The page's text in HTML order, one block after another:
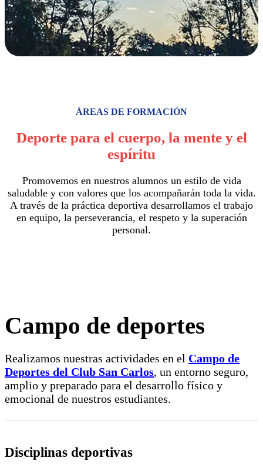
ÁREAS DE FORMACIÓN
Deporte para el cuerpo, la mente y el
espíritu
Promovemos en nuestros alumnos un estilo de vida
saludable y con valores que los acompañarán toda la vida.
A través de la práctica deportiva desarrollamos el trabajo
en equipo, la perseverancia, el respeto y la superación
personal.
Campo de deportes
Realizamos nuestras actividades en el Campo de
Deportes del Club San Carlos, un entorno seguro,
amplio y preparado para el desarrollo físico y
emocional de nuestros estudiantes.
Disciplinas deportivas